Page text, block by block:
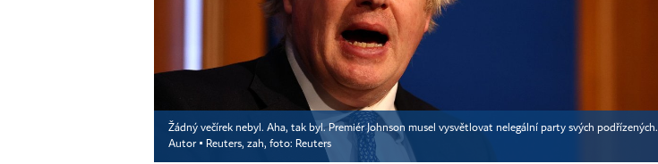
Žádný večírek nebyl. Aha, tak byl. Premiér Johnson musel vysvětlovat nelegální party svých podřízených.
Autor ▪ Reuters, zah, foto: Reuters